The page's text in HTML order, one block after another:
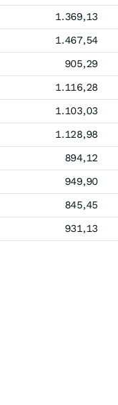
1.369,13
1.467,54
905,29
1.116,28
1.103,03
1.128,98
894,12
949,90
845,45
931,13